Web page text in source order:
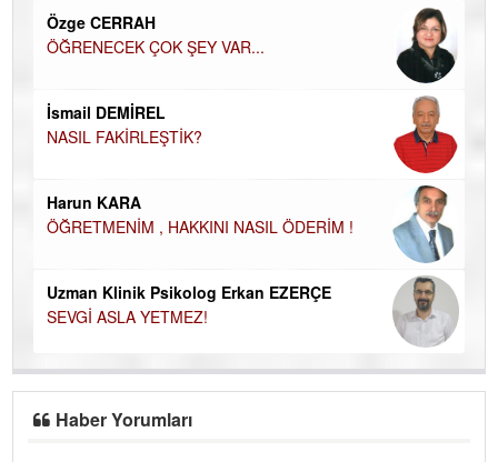
Özge CERRAH
ÖĞRENECEK ÇOK ŞEY VAR...
İsmail DEMİREL
NASIL FAKİRLEŞTİK?
Harun KARA
ÖĞRETMENİM , HAKKINI NASIL ÖDERİM !
Uzman Klinik Psikolog Erkan EZERÇE
SEVGİ ASLA YETMEZ!
Haber Yorumları